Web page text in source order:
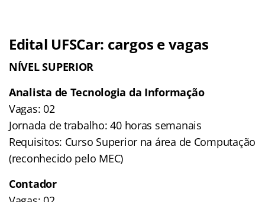
Edital UFSCar: cargos e vagas
NÍVEL SUPERIOR
Analista de Tecnologia da Informação
Vagas: 02
Jornada de trabalho: 40 horas semanais
Requisitos: Curso Superior na área de Computação
(reconhecido pelo MEC)
Contador